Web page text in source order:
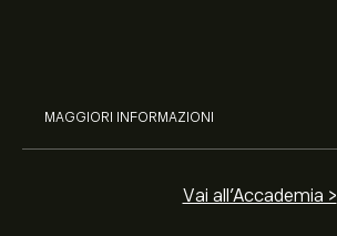
MAGGIORI INFORMAZIONI
Vai all'Accademia >